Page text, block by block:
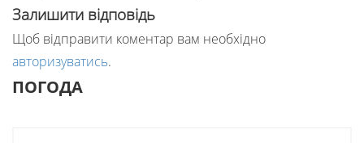
Залишити відповідь
Щоб відправити коментар вам необхідно
авторизуватись.
ПОГОДА